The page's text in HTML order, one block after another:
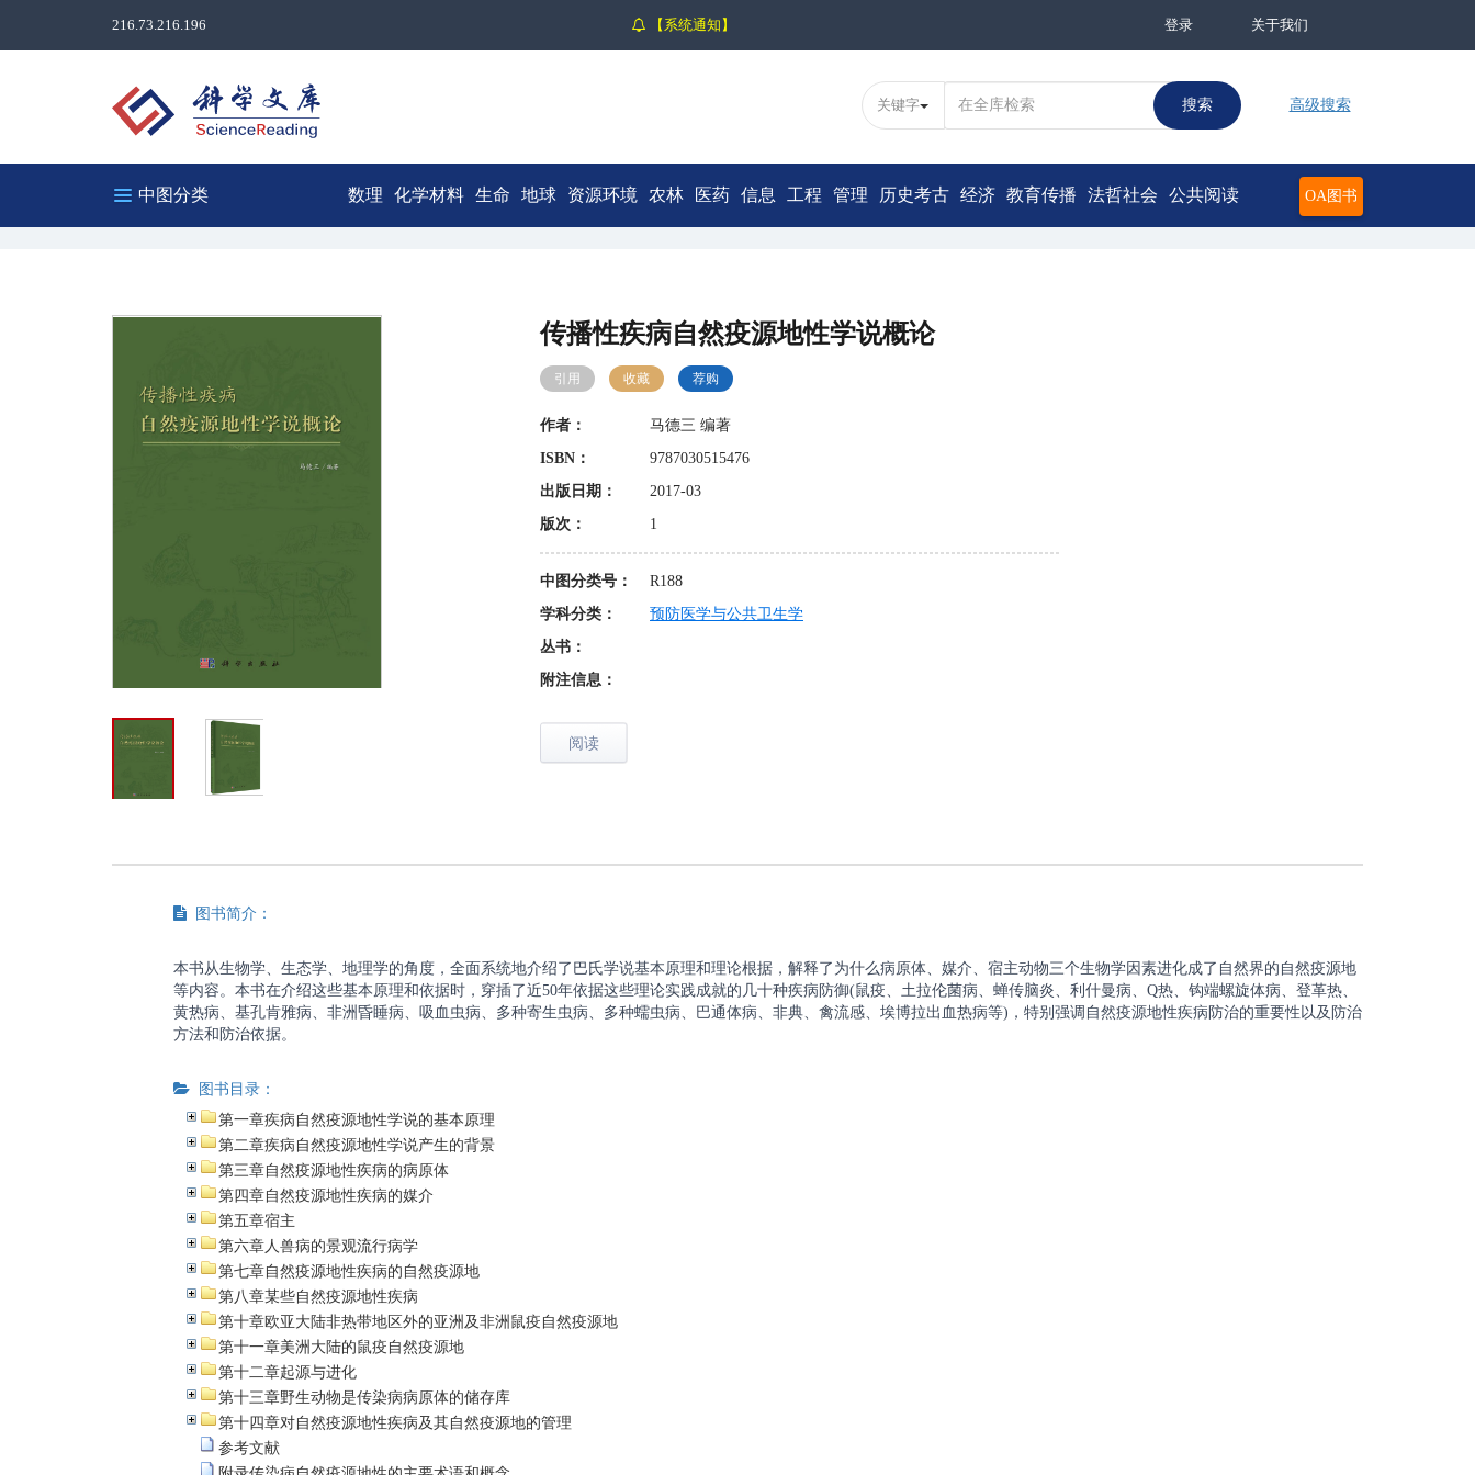
216.73.216.196 【系统通知】 登录 关于我们
关键字 搜索 高级搜索
中图分类 数理 化学材料 生命 地球 资源环境 农林 医药 信息 工程 管理 历史考古 经济 教育传播 法哲社会 公共阅读 OA图书
传播性疾病自然疫源地性学说概论
引用 收藏 荐购
作者：
马德三 编著
ISBN：
9787030515476
出版日期：
2017-03
版次：
1
中图分类号：
R188
学科分类：
预防医学与公共卫生学
丛书：
附注信息：
阅读
图书简介：
本书从生物学、生态学、地理学的角度，全面系统地介绍了巴氏学说基本原理和理论根据，解释了为什么病原体、媒介、宿主动物三个生物学因素进化成了自然界的自然疫源地
等内容。本书在介绍这些基本原理和依据时，穿插了近50年依据这些理论实践成就的几十种疾病防御(鼠疫、土拉伦菌病、蝉传脑炎、利什曼病、Q热、钩端螺旋体病、登革热、
黄热病、基孔肯雅病、非洲昏睡病、吸血虫病、多种寄生虫病、多种蠕虫病、巴通体病、非典、禽流感、埃博拉出血热病等)，特别强调自然疫源地性疾病防治的重要性以及防治
方法和防治依据。
图书目录：
第一章疾病自然疫源地性学说的基本原理
第二章疾病自然疫源地性学说产生的背景
第三章自然疫源地性疾病的病原体
第四章自然疫源地性疾病的媒介
第五章宿主
第六章人兽病的景观流行病学
第七章自然疫源地性疾病的自然疫源地
第八章某些自然疫源地性疾病
第十章欧亚大陆非热带地区外的亚洲及非洲鼠疫自然疫源地
第十一章美洲大陆的鼠疫自然疫源地
第十二章起源与进化
第十三章野生动物是传染病病原体的储存库
第十四章对自然疫源地性疾病及其自然疫源地的管理
参考文献